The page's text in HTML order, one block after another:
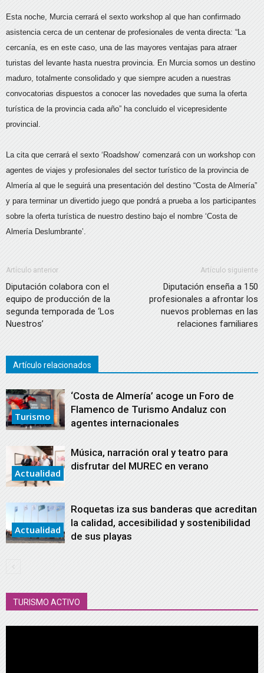
Esta noche, Murcia cerrará el sexto workshop al que han confirmado
asistencia cerca de un centenar de profesionales de venta directa: “La
cercanía, es en este caso, una de las mayores ventajas para atraer
turistas del levante hasta nuestra provincia. En Murcia somos un destino
maduro, totalmente consolidado y que siempre acuden a nuestras
convocatorias dispuestos a conocer las novedades que suma la oferta
turística de la provincia cada año” ha concluido el vicepresidente
provincial.
La cita que cerrará el sexto ‘Roadshow’ comenzará con un workshop con
agentes de viajes y profesionales del sector turístico de la provincia de
Almería al que le seguirá una presentación del destino “Costa de Almería”
y para terminar un divertido juego que pondrá a prueba a los participantes
sobre la oferta turística de nuestro destino bajo el nombre ‘Costa de
Almería Deslumbrante’.
Artículo anterior
Diputación colabora con el
equipo de producción de la
segunda temporada de ‘Los
Nuestros’
Artículo siguiente
Diputación enseña a 150
profesionales a afrontar los
nuevos problemas en las
relaciones familiares
Artículo relacionados
Turismo
‘Costa de Almería’ acoge un Foro de
Flamenco de Turismo Andaluz con
agentes internacionales
Actualidad
Música, narración oral y teatro para
disfrutar del MUREC en verano
Actualidad
Roquetas iza sus banderas que acreditan
la calidad, accesibilidad y sostenibilidad
de sus playas
TURISMO ACTIVO